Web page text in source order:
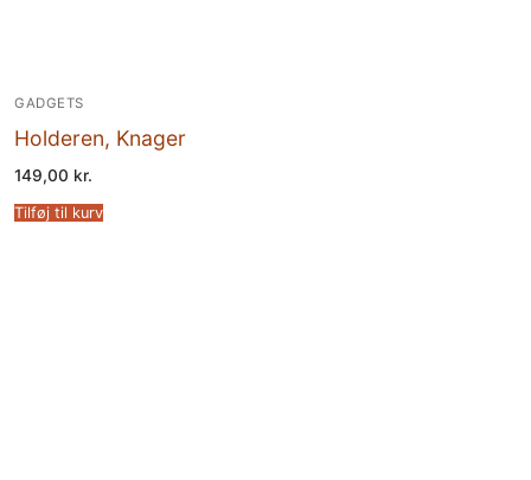
GADGETS
Holderen, Knager
149,00 kr.
Tilføj til kurv